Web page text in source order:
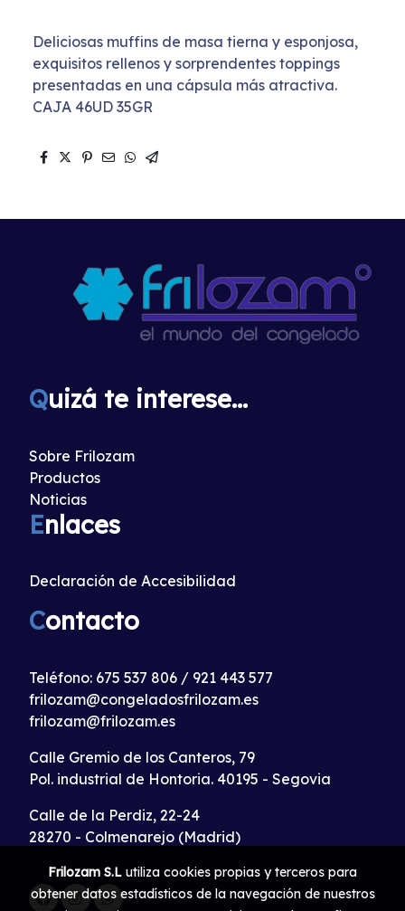
Deliciosas muffins de masa tierna y esponjosa,
exquisitos rellenos y sorprendentes toppings
presentadas en una cápsula más atractiva.
CAJA 46UD 35GR
Quizá te interese...
Sobre Frilozam
Productos
Noticias
Enlaces
Declaración de Accesibilidad
Contacto
Teléfono: 675 537 806 / 921 443 577
frilozam@congeladosfrilozam.es
frilozam@frilozam.es
Calle Gremio de los Canteros, 79
Pol. industrial de Hontoria. 40195 - Segovia
Calle de la Perdiz, 22-24
28270 - Colmenarejo (Madrid)
Frilozam S.L utiliza cookies propias y terceros para
obtener datos estadísticos de la navegación de nuestros